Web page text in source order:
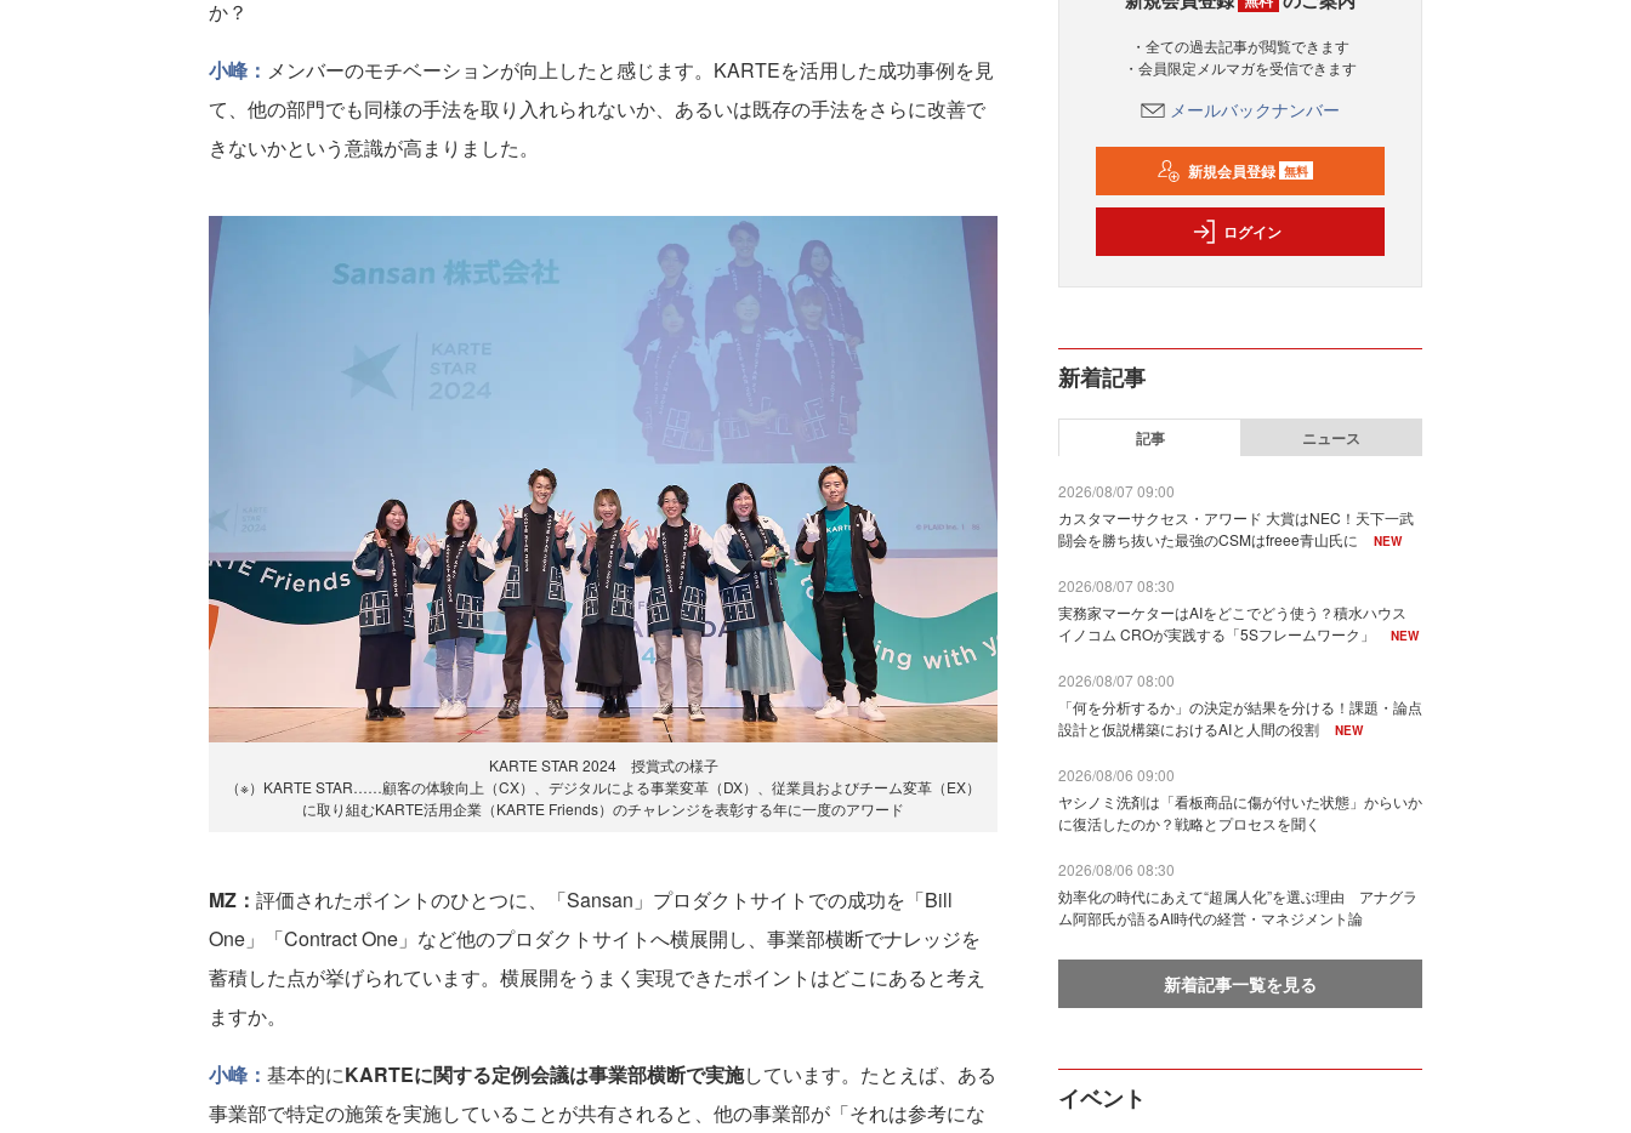
か？
小峰： メンバーのモチベーションが向上したと感じます。KARTEを活用した成功事例を見
て、他の部門でも同様の手法を取り入れられないか、あるいは既存の手法をさらに改善で
きないかという意識が高まりました。
KARTE STAR 2024 授賞式の様子
（※）KARTE STAR……顧客の体験向上（CX）、デジタルによる事業変革（DX）、従業員およびチーム変革（EX）
に取り組むKARTE活用企業（KARTE Friends）のチャレンジを表彰する年に一度のアワード
MZ： 評価されたポイントのひとつに、「Sansan」プロダクトサイトでの成功を「Bill
One」「Contract One」など他のプロダクトサイトへ横展開し、事業部横断でナレッジを
蓄積した点が挙げられています。横展開をうまく実現できたポイントはどこにあると考え
ますか。
小峰： 基本的にKARTEに関する定例会議は事業部横断で実施しています。たとえば、ある
事業部で特定の施策を実施していることが共有されると、他の事業部が「それは参考にな
・全ての過去記事が閲覧できます
・会員限定メルマガを受信できます
メールバックナンバー
新規会員登録 無料
ログイン
新着記事
記事 ニュース
2026/08/07 09:00
カスタマーサクセス・アワード 大賞はNEC！天下一武
闘会を勝ち抜いた最強のCSMはfreee青山氏に
NEW
2026/08/07 08:30
実務家マーケターはAIをどこでどう使う？積水ハウス
イノコム CROが実践する「5Sフレームワーク」
NEW
2026/08/07 08:00
「何を分析するか」の決定が結果を分ける！課題・論点
設計と仮説構築におけるAIと人間の役割
NEW
2026/08/06 09:00
ヤシノミ洗剤は「看板商品に傷が付いた状態」からいか
に復活したのか？戦略とプロセスを聞く
2026/08/06 08:30
効率化の時代にあえて“超属人化”を選ぶ理由 アナグラ
ム阿部氏が語るAI時代の経営・マネジメント論
新着記事一覧を見る
イベント